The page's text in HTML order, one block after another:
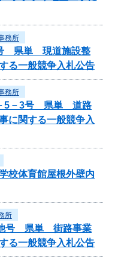
務所
号 県単 現道施設整
る一般競争入札公告
務所
－5－3号 県単 道路
に関する一般競争入
校体育館屋根外壁内
所
他号 県単 街路事業
る一般競争入札公告